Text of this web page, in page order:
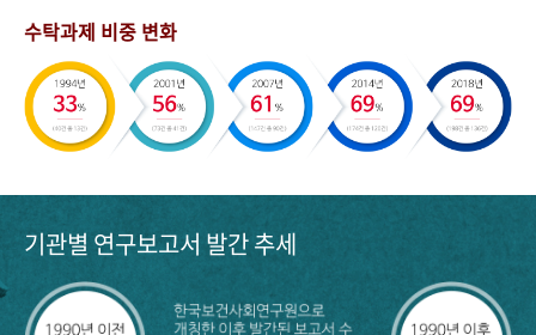
수탁과제 비중 변화
기관별 연구보고서 발간 추세